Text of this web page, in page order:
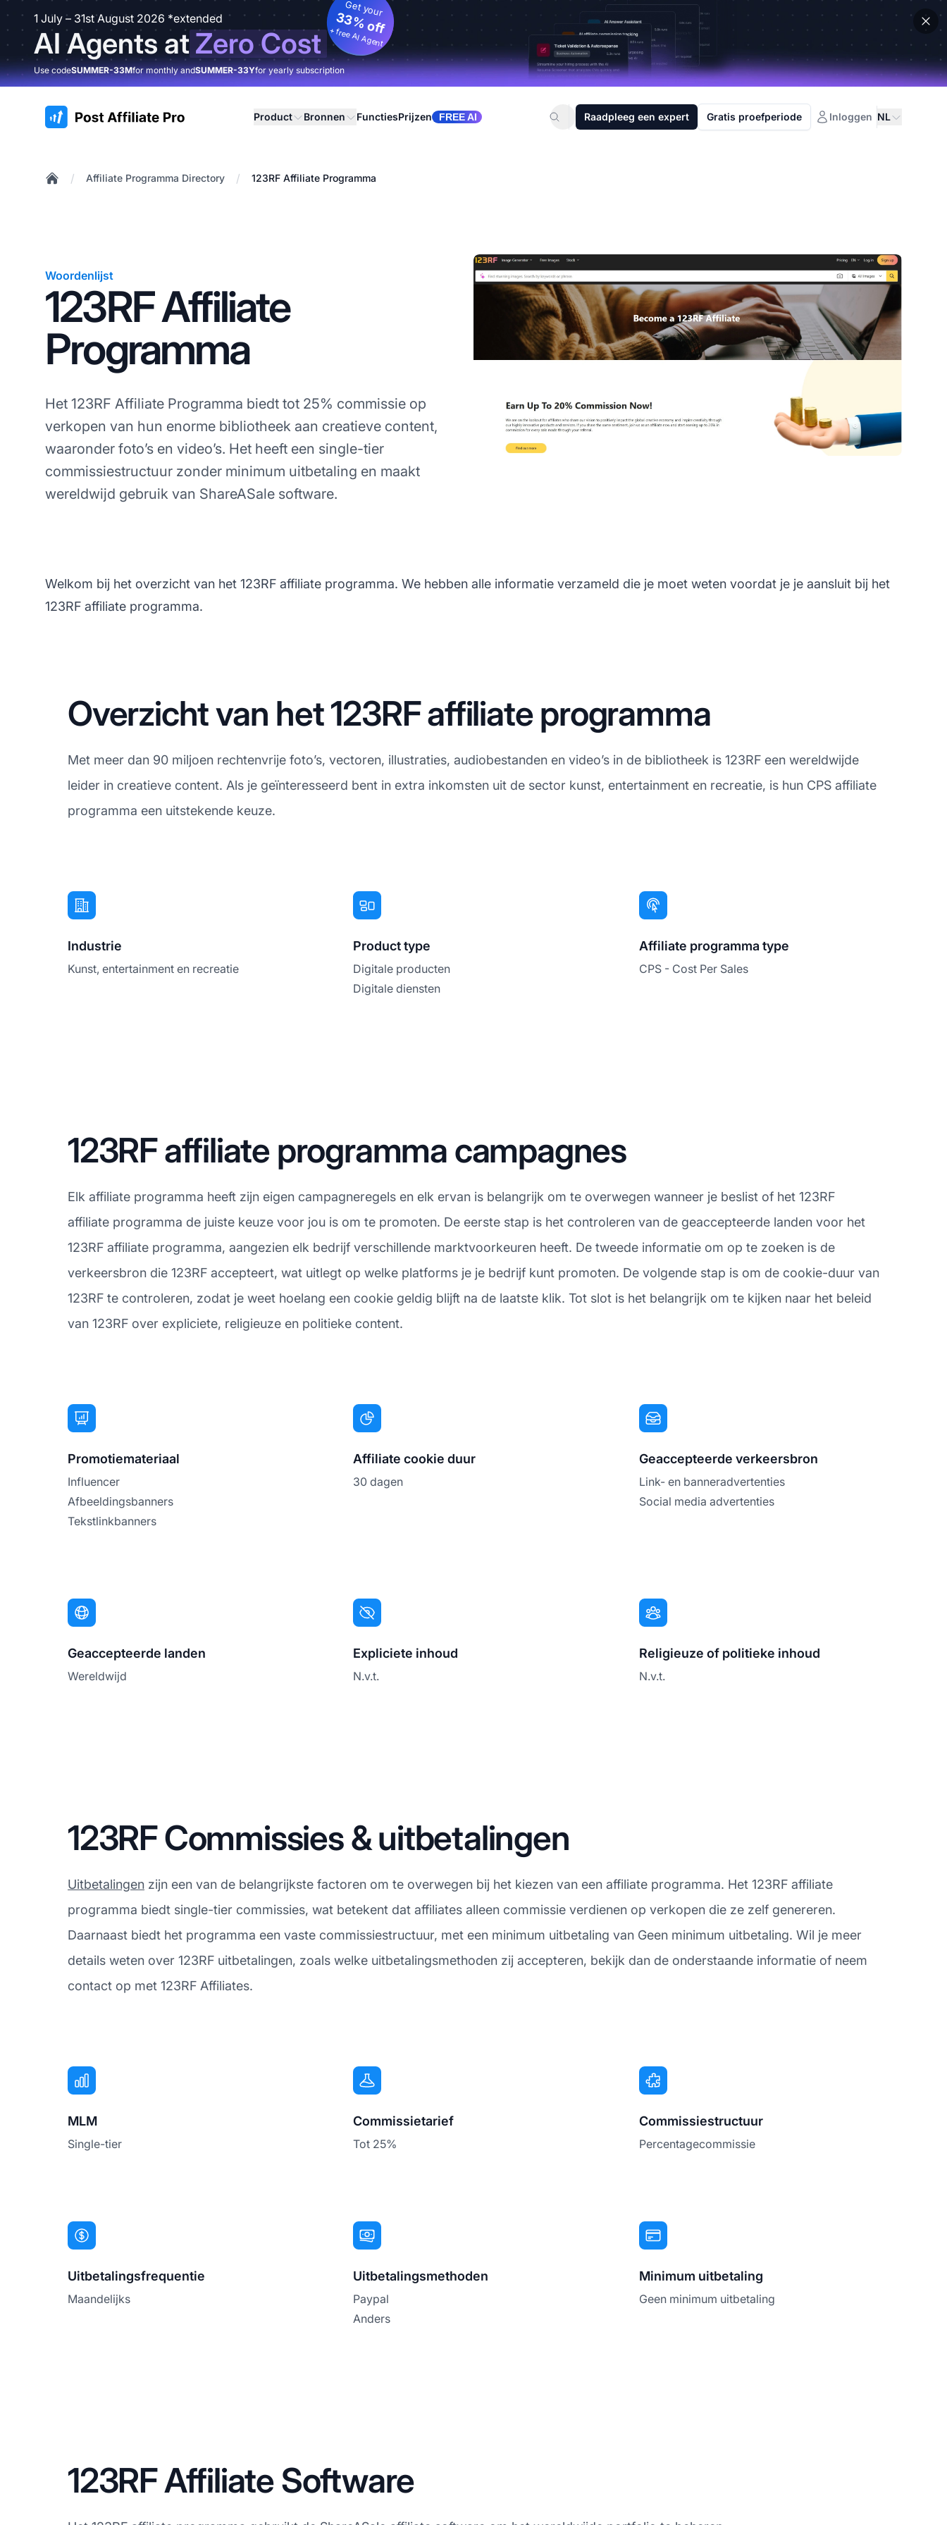
1 July – 31st August 2026 *extended
AI Agents atZero Cost
Get your
33% off
+ free AI Agent
Use codeSUMMER-33Mfor monthly andSUMMER-33Yfor yearly subscription
:site.title Product Bronnen FunctiesPrijzen FREE AI Raadpleeg een expert Gratis proefperiode Inloggen NL
/ Affiliate Programma Directory / 123RF Affiliate Programma
Woordenlijst
123RF Affiliate
Programma
Het 123RF Affiliate Programma biedt tot 25% commissie op
verkopen van hun enorme bibliotheek aan creatieve content,
waaronder foto’s en video’s. Het heeft een single-tier
commissiestructuur zonder minimum uitbetaling en maakt
wereldwijd gebruik van ShareASale software.
Welkom bij het overzicht van het 123RF affiliate programma. We hebben alle informatie verzameld die je moet weten voordat je je aansluit bij het
123RF affiliate programma.
Overzicht van het 123RF affiliate programma
Met meer dan 90 miljoen rechtenvrije foto’s, vectoren, illustraties, audiobestanden en video’s in de bibliotheek is 123RF een wereldwijde
leider in creatieve content. Als je geïnteresseerd bent in extra inkomsten uit de sector kunst, entertainment en recreatie, is hun CPS affiliate
programma een uitstekende keuze.
Industrie
Kunst, entertainment en recreatie
Product type
Digitale producten
Digitale diensten
Affiliate programma type
CPS - Cost Per Sales
123RF affiliate programma campagnes
Elk affiliate programma heeft zijn eigen campagneregels en elk ervan is belangrijk om te overwegen wanneer je beslist of het 123RF
affiliate programma de juiste keuze voor jou is om te promoten. De eerste stap is het controleren van de geaccepteerde landen voor het
123RF affiliate programma, aangezien elk bedrijf verschillende marktvoorkeuren heeft. De tweede informatie om op te zoeken is de
verkeersbron die 123RF accepteert, wat uitlegt op welke platforms je je bedrijf kunt promoten. De volgende stap is om de cookie-duur van
123RF te controleren, zodat je weet hoelang een cookie geldig blijft na de laatste klik. Tot slot is het belangrijk om te kijken naar het beleid
van 123RF over expliciete, religieuze en politieke content.
Promotiemateriaal
Influencer
Afbeeldingsbanners
Tekstlinkbanners
Affiliate cookie duur
30 dagen
Geaccepteerde verkeersbron
Link- en banneradvertenties
Social media advertenties
Geaccepteerde landen
Wereldwijd
Expliciete inhoud
N.v.t.
Religieuze of politieke inhoud
N.v.t.
123RF Commissies & uitbetalingen
Uitbetalingen zijn een van de belangrijkste factoren om te overwegen bij het kiezen van een affiliate programma. Het 123RF affiliate
programma biedt single-tier commissies, wat betekent dat affiliates alleen commissie verdienen op verkopen die ze zelf genereren.
Daarnaast biedt het programma een vaste commissiestructuur, met een minimum uitbetaling van Geen minimum uitbetaling. Wil je meer
details weten over 123RF uitbetalingen, zoals welke uitbetalingsmethoden zij accepteren, bekijk dan de onderstaande informatie of neem
contact op met 123RF Affiliates.
MLM
Single-tier
Commissietarief
Tot 25%
Commissiestructuur
Percentagecommissie
Uitbetalingsfrequentie
Maandelijks
Uitbetalingsmethoden
Paypal
Anders
Minimum uitbetaling
Geen minimum uitbetaling
123RF Affiliate Software